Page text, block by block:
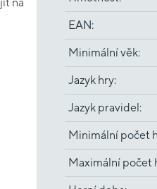
EAN:
Minimální věk:
Jazyk hry:
Jazyk pravidel:
Minimální počet
Maximální počet